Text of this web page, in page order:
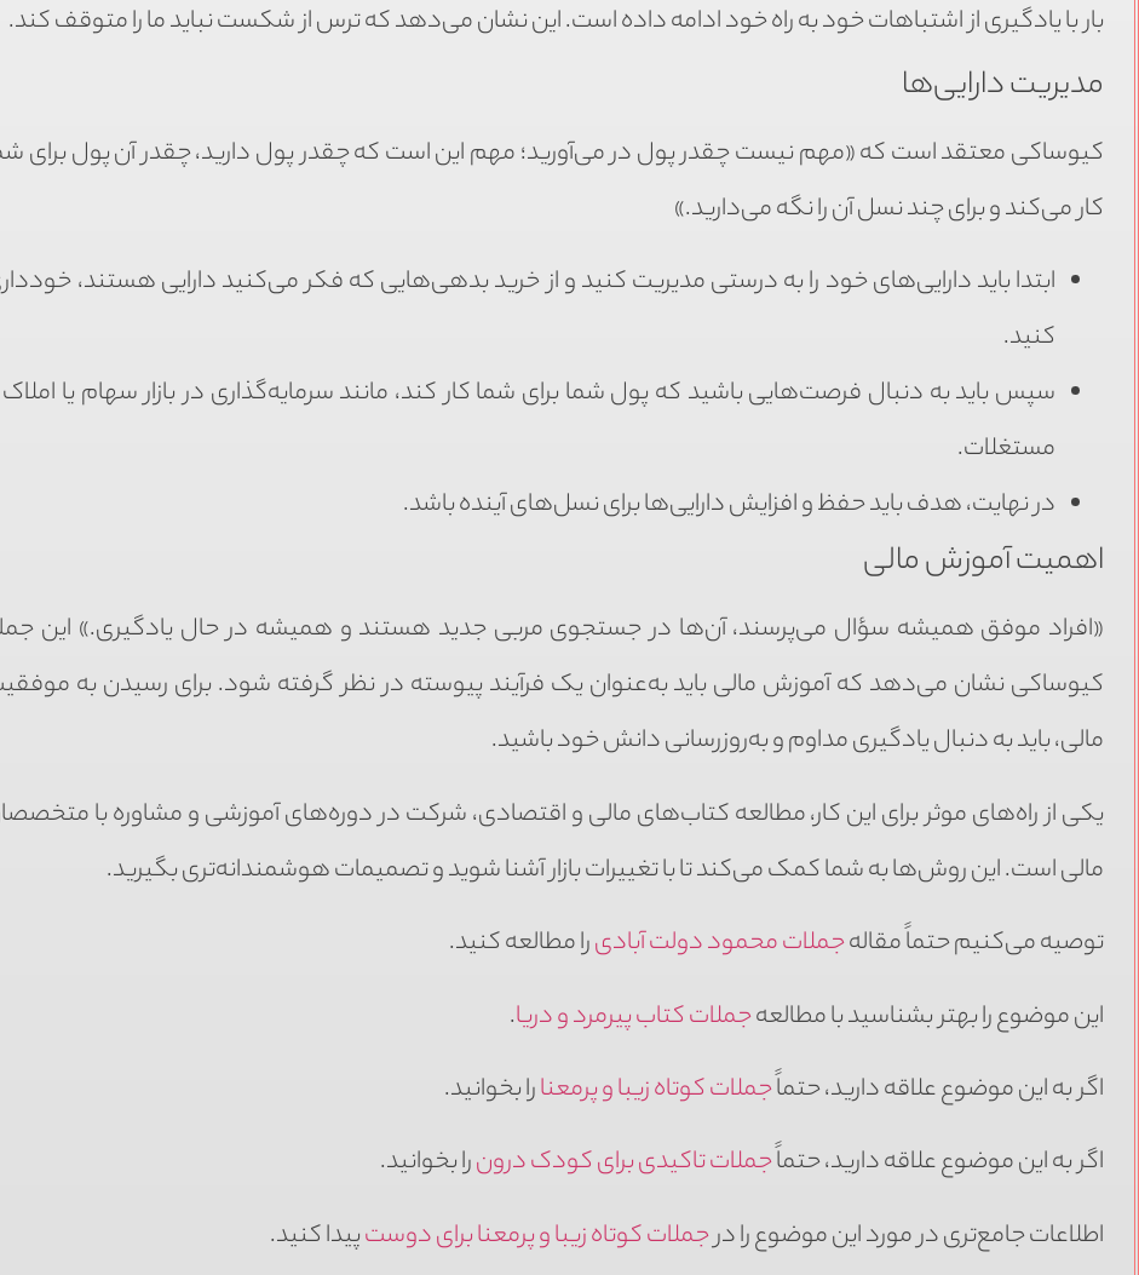
بار با یادگیری از اشتباهات خود به راه خود ادامه داده است. این نشان می‌دهد که ترس از شکست نباید ما را متوقف کند.
مدیریت دارایی‌ها
کیوساکی معتقد است که «مهم نیست چقدر پول در می‌آورید؛ مهم این است که چقدر پول دارید، چقدر آن پول برای
کار می‌کند و برای چند نسل آن را نگه می‌دارید.»
ابتدا باید دارایی‌های خود را به درستی مدیریت کنید و از خرید بدهی‌هایی که فکر می‌کنید دارایی هستند،
کنید.
سپس باید به دنبال فرصت‌هایی باشید که پول شما برای شما کار کند، مانند سرمایه‌گذاری در بازار سهام یا
مستغلات.
در نهایت، هدف باید حفظ و افزایش دارایی‌ها برای نسل‌های آینده باشد.
اهمیت آموزش مالی
«افراد موفق همیشه سؤال می‌پرسند، آن‌ها در جستجوی مربی جدید هستند و همیشه در حال یادگیری.» این
کیوساکی نشان می‌دهد که آموزش مالی باید به‌عنوان یک فرآیند پیوسته در نظر گرفته شود. برای رسیدن به
مالی، باید به دنبال یادگیری مداوم و به‌روزرسانی دانش خود باشید.
یکی از راه‌های موثر برای این کار، مطالعه کتاب‌های مالی و اقتصادی، شرکت در دوره‌های آموزشی و مشاوره با
مالی است. این روش‌ها به شما کمک می‌کند تا با تغییرات بازار آشنا شوید و تصمیمات هوشمندانه‌تری بگیرید.
توصیه می‌کنیم حتماً مقالهجملات محمود دولت آبادیرا مطالعه کنید.
این موضوع را بهتر بشناسید با مطالعهجملات کتاب پیرمرد و دریا.
اگر به این موضوع علاقه دارید، حتماًجملات کوتاه زیبا و پرمعنارا بخوانید.
اگر به این موضوع علاقه دارید، حتماًجملات تاکیدی برای کودک درونرا بخوانید.
اطلاعات جامع‌تری در مورد این موضوع را درجملات کوتاه زیبا و پرمعنا برای دوستپیدا کنید.